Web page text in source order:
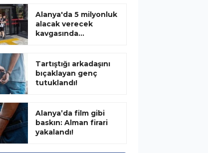
Alanya'da 5 milyonluk
alacak verecek
kavgasında...
Tartıştığı arkadaşını
bıçaklayan genç
tutuklandı!
Alanya’da film gibi
baskın: Alman firari
yakalandı!